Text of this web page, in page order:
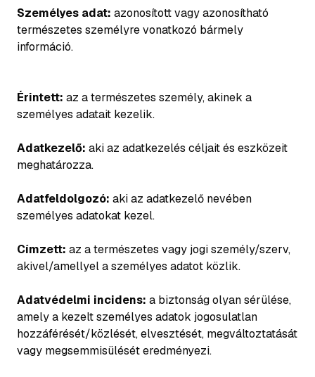
Személyes adat: azonosított vagy azonosítható
természetes személyre vonatkozó bármely
információ.
Érintett: az a természetes személy, akinek a
személyes adatait kezelik.
Adatkezelő: aki az adatkezelés céljait és eszközeit
meghatározza.
Adatfeldolgozó: aki az adatkezelő nevében
személyes adatokat kezel.
Címzett: az a természetes vagy jogi személy/szerv,
akivel/amellyel a személyes adatot közlik.
Adatvédelmi incidens: a biztonság olyan sérülése,
amely a kezelt személyes adatok jogosulatlan
hozzáférését/közlését, elvesztését, megváltoztatását
vagy megsemmisülését eredményezi.